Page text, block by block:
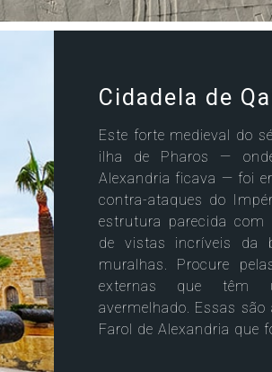
Cidadela de
Este forte medieval do
ilha de Pharos —
Alexandria ficava — foi
contra-ataques do
estrutura parecida
de vistas incríveis da
muralhas. Procure
externas que têm
avermelhado. Essas
Farol de Alexandria que